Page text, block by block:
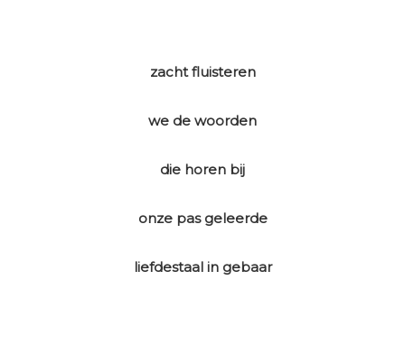
zacht fluisteren
we de woorden
die horen bij
onze pas geleerde
liefdestaal in gebaar